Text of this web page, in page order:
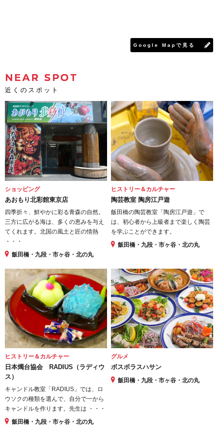
Google Mapで見る
NEAR SPOT
近くのスポット
ショッピング
あおもり北彩館東京店
四季折々、鮮やかに彩る青森の自然。
三方に広がる海は、多くの恵みを与え
てくれます。北国の風土と匠の情熱
・・・
飯田橋・九段・市ヶ谷・北の丸
ヒストリー＆カルチャー
陶芸教室 陶房江戸遊
飯田橋の陶芸教室「陶房江戸遊」で
は、初心者から上級者まで楽しく陶芸
を学ぶことができます。
飯田橋・九段・市ヶ谷・北の丸
ヒストリー＆カルチャー
日本燭台協会 RADIUS（ラディウ
ス）
キャンドル教室「RADIUS」では、ロ
ウソクの種類を選んで、自分で一から
キャンドルを作ります。先生は ・・・
飯田橋・九段・市ヶ谷・北の丸
グルメ
ボスボラスハサン
飯田橋・九段・市ヶ谷・北の丸